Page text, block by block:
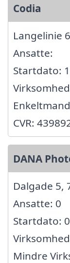
Codia
Langelinie
Ansatte:
Startdato:
CVR:
DANA
Dalgade 5,
Ansatte: 0
Startdato:
Mindre